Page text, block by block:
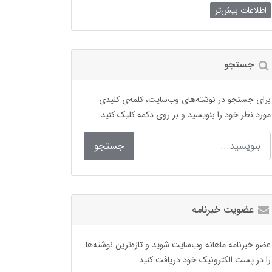
اطلاعات بیش‌تر
جستجو
برای جستجو در نوشته‌های وب‌سایت، کلمه‌ی کلیدی
مورد نظر خود را بنویسید و بر روی دکمه کلیک کنید.
جستجو
عضویت خبرنامه
عضو خبرنامه ماهانه وب‌سایت شوید و تازه‌ترین نوشته‌ها
را در پست الکترونیک خود دریافت کنید.